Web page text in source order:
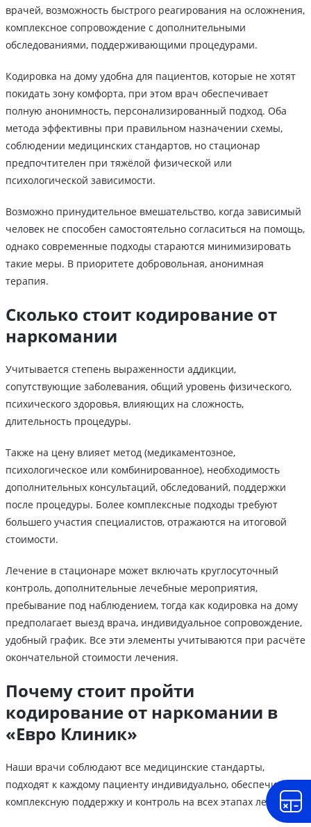
врачей, возможность быстрого реагирования на осложнения,
комплексное сопровождение с дополнительными
обследованиями, поддерживающими процедурами.
Кодировка на дому удобна для пациентов, которые не хотят
покидать зону комфорта, при этом врач обеспечивает
полную анонимность, персонализированный подход. Оба
метода эффективны при правильном назначении схемы,
соблюдении медицинских стандартов, но стационар
предпочтителен при тяжёлой физической или
психологической зависимости.
Возможно принудительное вмешательство, когда зависимый
человек не способен самостоятельно согласиться на помощь,
однако современные подходы стараются минимизировать
такие меры. В приоритете добровольная, анонимная
терапия.
Сколько стоит кодирование от
наркомании
Учитывается степень выраженности аддикции,
сопутствующие заболевания, общий уровень физического,
психического здоровья, влияющих на сложность,
длительность процедуры.
Также на цену влияет метод (медикаментозное,
психологическое или комбинированное), необходимость
дополнительных консультаций, обследований, поддержки
после процедуры. Более комплексные подходы требуют
большего участия специалистов, отражаются на итоговой
стоимости.
Лечение в стационаре может включать круглосуточный
контроль, дополнительные лечебные мероприятия,
пребывание под наблюдением, тогда как кодировка на дому
предполагает выезд врача, индивидуальное сопровождение,
удобный график. Все эти элементы учитываются при расчёте
окончательной стоимости лечения.
Почему стоит пройти
кодирование от наркомании в
«Евро Клиник»
Наши врачи соблюдают все медицинские стандарты,
подходят к каждому пациенту индивидуально, обеспечивая
комплексную поддержку и контроль на всех этапах лечения.